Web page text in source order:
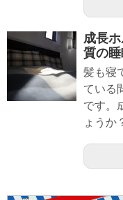
成長
質の睡
髪も寝
ている
です。
ょうか